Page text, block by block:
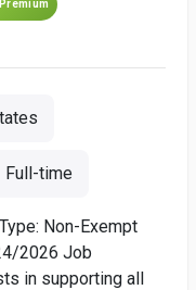
Premium
Full-time
Non-Exempt
2026 Job
in supporting all